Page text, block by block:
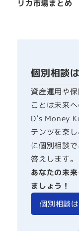
リカ市場まとめ
個別相談
資産運用や
ことは未来
D’s Money
テンツを楽
に個別相談
答えします。
あなたの未
ましょう！
個別相談